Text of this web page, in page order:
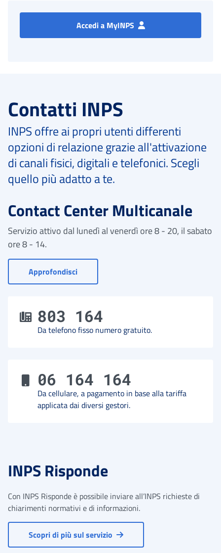
Accedi a MyINPS
Contatti INPS
INPS offre ai propri utenti differenti
opzioni di relazione grazie all'attivazione
di canali fisici, digitali e telefonici. Scegli
quello più adatto a te.
Contact Center Multicanale
Servizio attivo dal lunedì al venerdì ore 8 - 20, il sabato
ore 8 - 14.
Approfondisci- Vai a Contact Center
803 164
Da telefono fisso numero gratuito.
06 164 164
Da cellulare, a pagamento in base alla tariffa
applicata dai diversi gestori.
INPS Risponde
Con INPS Risponde è possibile inviare all’INPS richieste di
chiarimenti normativi e di informazioni.
Scopri di più sul servizio